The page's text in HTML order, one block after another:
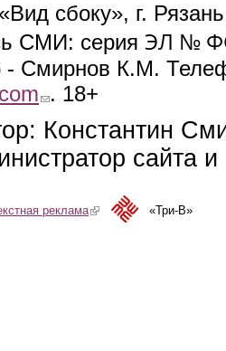
сбоку», г.
СМИ: серия ЭЛ №
- Смирнов К.М.
(link sends e-mail)
. 18+
Константин
сайта
реклама(link is external)«Три-В»